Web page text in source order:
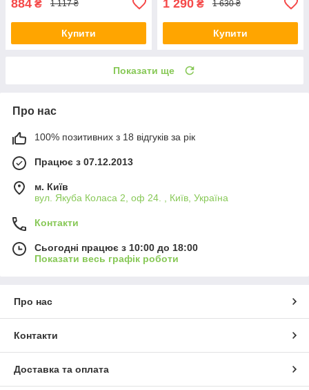
884 ₴ 1 117 ₴
Купити
1 290 ₴ 1 630 ₴
Купити
Показати ще
Про нас
100% позитивних з 18 відгуків за рік
Працює з 07.12.2013
м. Київ
вул. Якуба Коласа 2, оф 24. , Київ, Україна
Контакти
Сьогодні працює з 10:00 до 18:00
Показати весь графік роботи
Про нас
Контакти
Доставка та оплата